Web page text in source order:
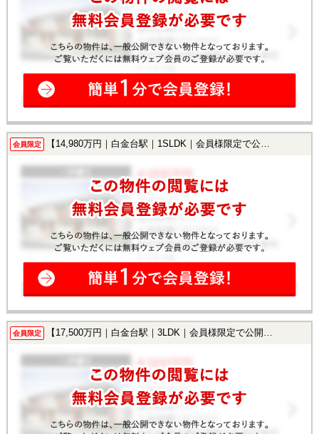
会員限定 【14,980万円｜白金台駅｜1SLDK｜会員様限定で公開中！】
会員限定 【17,500万円｜白金台駅｜3LDK｜会員様限定で公開中！】